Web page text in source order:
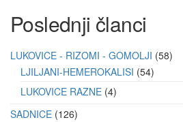
Poslednji članci
LUKOVICE - RIZOMI - GOMOLJI 58
LJILJANI-HEMEROKALISI 54
LUKOVICE RAZNE 4
SADNICE 126